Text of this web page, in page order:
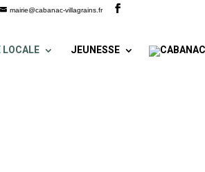
mairie@cabanac-villagrains.fr
LOCALE JEUNESSE